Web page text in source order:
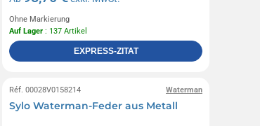
Ohne Markierung
Auf Lager : 137 Artikel
EXPRESS-ZITAT
Waterman
Réf. 00028V0158214
Sylo Waterman-Feder aus Metall